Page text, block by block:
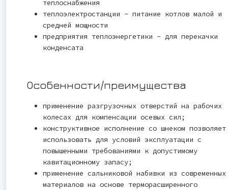
теплоснабжения
теплоэлектростанции - питание котлов малой и
средней мощности
предприятия теплоэнергетики - для перекачки
конденсата
Особенности/преимущества
применение разгрузочных отверстий на рабочих
колесах для компенсации осевых сил;
конструктивное исполнение со шнеком позволяет
использовать для условий эксплуатации с
повышенными требованиями к допустимому
кавитационному запасу;
применение сальниковой набивки из современных
материалов на основе терморасширенного